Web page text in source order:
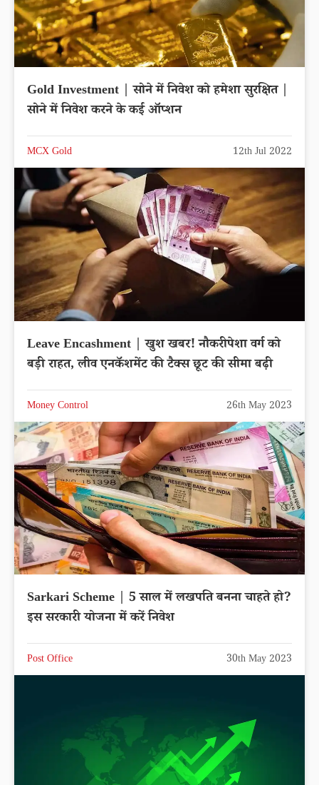
Gold Investment | सोने में निवेश को हमेशा सुरक्षित |
सोने में निवेश करने के कई ऑप्शन
MCX Gold 12th Jul 2022
Leave Encashment | खुश खबर! नौकरीपेशा वर्ग को
बड़ी राहत, लीव एनकॅशमेंट की टैक्स छूट की सीमा बढ़ी
Money Control 26th May 2023
Sarkari Scheme | 5 साल में लखपति बनना चाहते हो?
इस सरकारी योजना में करें निवेश
Post Office 30th May 2023